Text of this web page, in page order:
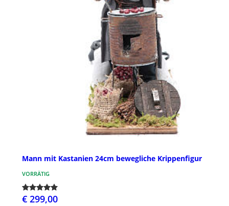
Mann mit Kastanien 24cm bewegliche Krippenfigur
VORRÄTIG
€ 299,00